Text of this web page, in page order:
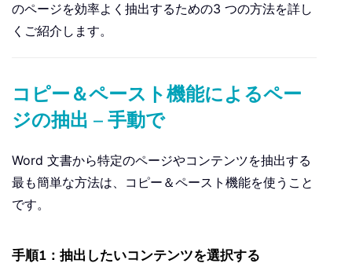
のページを効率よく抽出するための3 つの方法を詳し
くご紹介します。
コピー＆ペースト機能によるペー
ジの抽出 – 手動で
Word 文書から特定のページやコンテンツを抽出する
最も簡単な方法は、コピー＆ペースト機能を使うこと
です。
手順1：抽出したいコンテンツを選択する